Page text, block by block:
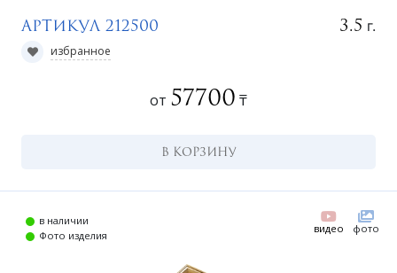
Артикул 212500 3.5 г.
избранное
от 57700 ₸
В КОРЗИНУ
в наличии
Фото изделия
видео фото